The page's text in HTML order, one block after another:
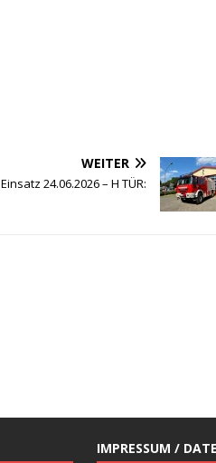
WEITER
Einsatz 24.06.2026 – H TÜR:
IMPRESSUM /